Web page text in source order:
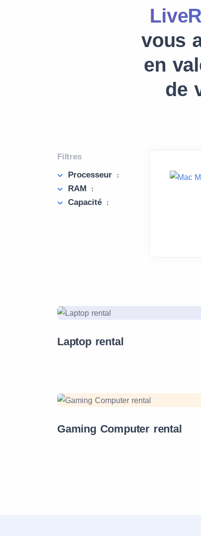
vous
en
de
Filtres
Processeur
:
RAM :
Capacité :
Laptop rental
Gaming Computer rental